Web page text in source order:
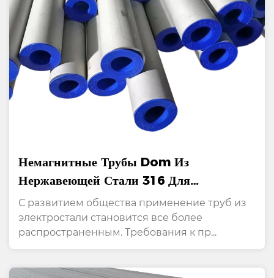
Немагнитные Трубы Dom Из
Нержавеющей Стали 316 Для
Энергосистем
С развитием общества применение труб из
электростали становится все более
распространенным. Требования к пр...